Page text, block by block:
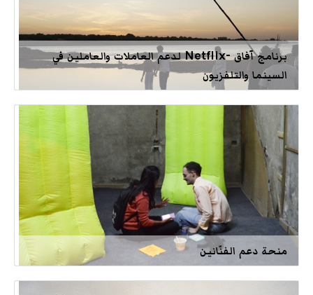
برنامج آفاق -Netflix لدعم العاملات والعاملين في
السينما والتلفزيون
منحة دعم الفنّانين